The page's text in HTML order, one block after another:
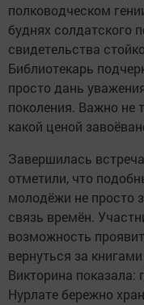
полководческом
буднях солдатского
свидетельства
Библиотекарь
просто дань
поколения. Важно не
какой ценой
Завершилась
отметили, что
молодёжи не просто
связь времён.
возможность
вернуться за
Викторина показала:
Нурлате бережно